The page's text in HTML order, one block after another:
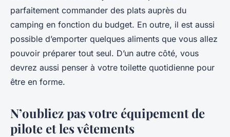
parfaitement commander des plats auprès du
camping en fonction du budget. En outre, il est aussi
possible d’emporter quelques aliments que vous allez
pouvoir préparer tout seul. D’un autre côté, vous
devrez aussi penser à votre toilette quotidienne pour
être en forme.
N’oubliez pas votre équipement de
pilote et les vêtements